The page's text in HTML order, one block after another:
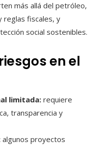
más allá del petróleo,
reglas fiscales, y
social sostenibles.
en el
limitada: requiere
transparencia y
algunos proyectos